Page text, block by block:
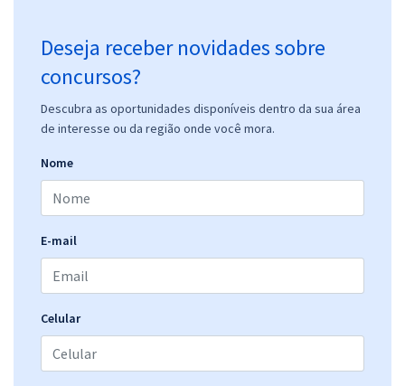
Deseja receber novidades sobre
concursos?
Descubra as oportunidades disponíveis dentro da sua área
de interesse ou da região onde você mora.
Nome
E-mail
Celular